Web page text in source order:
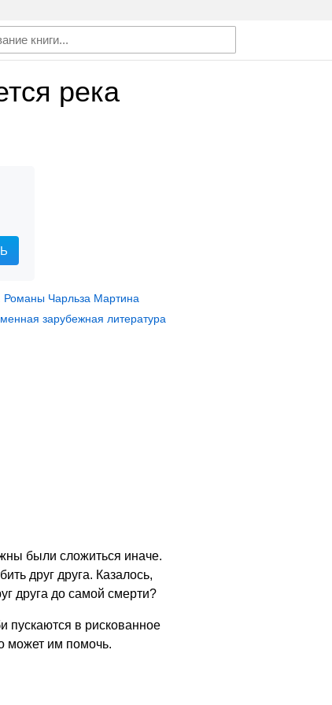
река
Чарльза Мартина
зарубежная литература
были сложиться иначе.
друг друга. Казалось,
друга до самой смерти?
пускаются в рискованное
может им помочь.